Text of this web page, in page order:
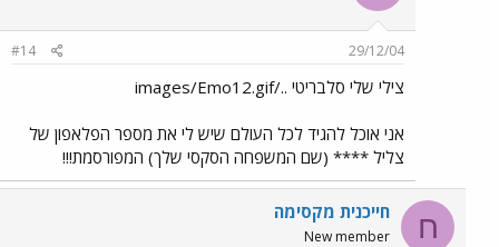
29/12/04
#14
צילי שלי סלבריטי ../images/Emo12.gif
אני אוכל להגיד לכל העולם שיש לי את מספר הפלאפון של
צליל **** (שם המשפחה הסקסי שלך) המפורסמת!!!
ח חייכנית מקסימה
New member